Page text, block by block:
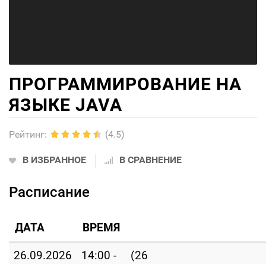
ПРОГРАММИРОВАНИЕ НА
ЯЗЫКЕ JAVA
Рейтинг: (4.5)
В ИЗБРАННОЕ В СРАВНЕНИЕ
Расписание
ДАТА ВРЕМЯ
26.09.2026
14:00 -
(26